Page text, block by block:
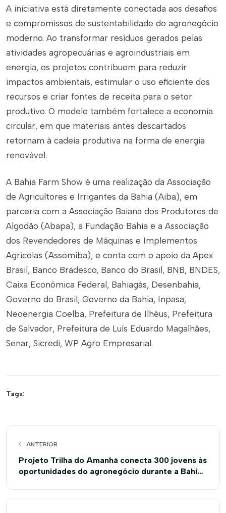
A iniciativa está diretamente conectada aos desafios
e compromissos de sustentabilidade do agronegócio
moderno. Ao transformar resíduos gerados pelas
atividades agropecuárias e agroindustriais em
energia, os projetos contribuem para reduzir
impactos ambientais, estimular o uso eficiente dos
recursos e criar fontes de receita para o setor
produtivo. O modelo também fortalece a economia
circular, em que materiais antes descartados
retornam à cadeia produtiva na forma de energia
renovável.
A Bahia Farm Show é uma realização da Associação
de Agricultores e Irrigantes da Bahia (Aiba), em
parceria com a Associação Baiana dos Produtores de
Algodão (Abapa), a Fundação Bahia e a Associação
dos Revendedores de Máquinas e Implementos
Agrícolas (Assomiba), e conta com o apoio da Apex
Brasil, Banco Bradesco, Banco do Brasil, BNB, BNDES,
Caixa Econômica Federal, Bahiagás, Desenbahia,
Governo do Brasil, Governo da Bahia, Inpasa,
Neoenergia Coelba, Prefeitura de Ilhéus, Prefeitura
de Salvador, Prefeitura de Luís Eduardo Magalhães,
Senar, Sicredi, WP Agro Empresarial.
Tags:
ANTERIOR
Projeto Trilha do Amanhã conecta 300 jovens às
oportunidades do agronegócio durante a Bahia